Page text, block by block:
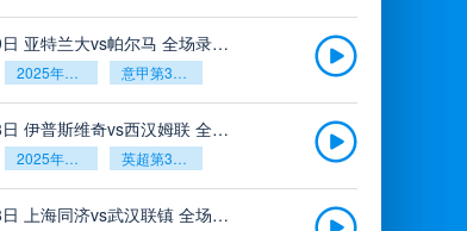
05月29日 亚特兰大vs帕尔马 全场录像回放
2025年5月26日 意甲第38轮
05月28日 伊普斯维奇vs西汉姆联 全场录像回放
2025年5月26日 英超第38轮
05月28日 上海同济vs武汉联镇 全场录像